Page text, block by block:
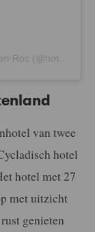
van twee
hotel
hotel met 27
met uitzicht
genieten